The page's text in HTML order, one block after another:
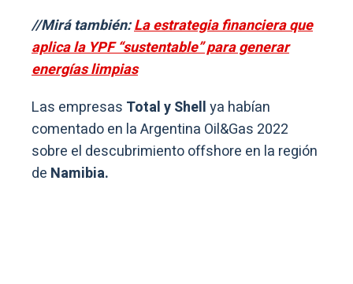
//Mirá también:La estrategia financiera que
aplica la YPF “sustentable” para generar
energías limpias
Las empresas Total y Shellya habían
comentado en la Argentina Oil&Gas 2022
sobre el descubrimiento offshore en la región
de Namibia.